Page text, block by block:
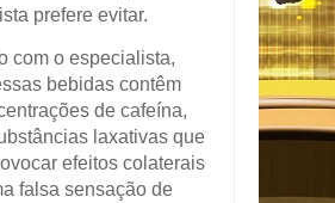
prefere evitar.
com o especialista,
bebidas contêm
de cafeína,
laxativas que
efeitos colaterais
falsa sensação de